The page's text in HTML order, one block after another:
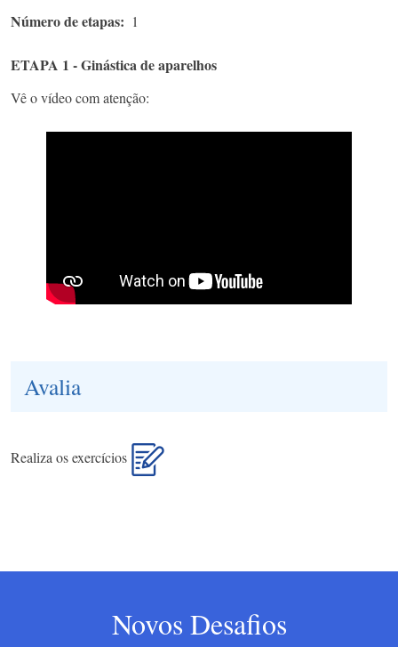
Número de etapas 1
ETAPA 1 - Ginástica de aparelhos
Vê o vídeo com atenção:
Avalia
Realiza os exercícios
Novos Desafios